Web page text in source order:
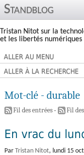
Standblog
Tristan Nitot sur la
et les libertés numériques
ALLER AU MENU
ALLER À LA RECHERCHE
Mot-clé - durable
Fil des entrées- Fil
En vrac du
Par Tristan Nitot, lundi 15